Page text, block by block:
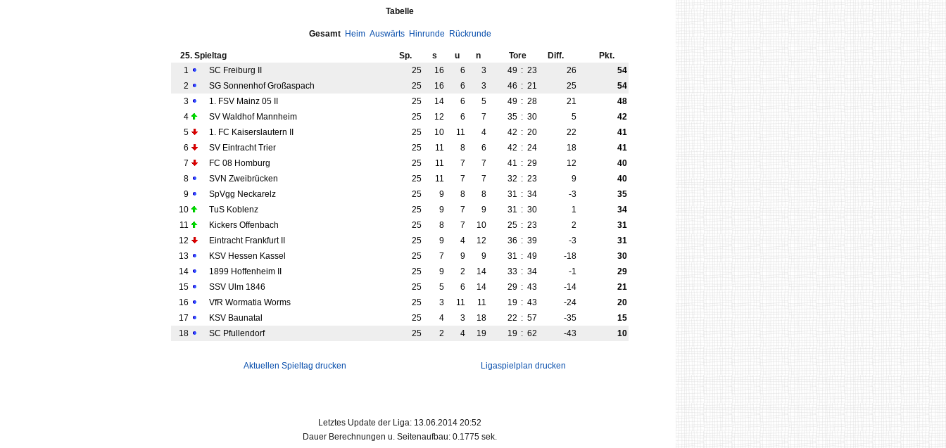
Tabelle
Gesamt Heim Auswärts Hinrunde Rückrunde
25. Spieltag Sp. s u n Tore Diff.
Pkt.
1
SC Freiburg II 25 16 6 3 49 : 23 26
54
2
SG Sonnenhof Großaspach 25 16 6 3 46 : 21 25
54
3
1. FSV Mainz 05 II 25 14 6 5 49 : 28 21
48
4
SV Waldhof Mannheim 25 12 6 7 35 : 30 5
42
5
1. FC Kaiserslautern II 25 10 11 4 42 : 20 22
41
6
SV Eintracht Trier 25 11 8 6 42 : 24 18
41
7
FC 08 Homburg 25 11 7 7 41 : 29 12
40
8
SVN Zweibrücken 25 11 7 7 32 : 23 9
40
9
SpVgg Neckarelz 25 9 8 8 31 : 34 -3
35
10
TuS Koblenz 25 9 7 9 31 : 30 1
34
11
Kickers Offenbach 25 8 7 10 25 : 23 2
31
12
Eintracht Frankfurt II 25 9 4 12 36 : 39 -3
31
13
KSV Hessen Kassel 25 7 9 9 31 : 49 -18
30
14
1899 Hoffenheim II 25 9 2 14 33 : 34 -1
29
15
SSV Ulm 1846 25 5 6 14 29 : 43 -14
21
16
VfR Wormatia Worms 25 3 11 11 19 : 43 -24
20
17
KSV Baunatal 25 4 3 18 22 : 57 -35
15
18
SC Pfullendorf 25 2 4 19 19 : 62 -43 10
Aktuellen Spieltag drucken Ligaspielplan drucken
Letztes Update der Liga: 13.06.2014 20:52
Dauer Berechnungen u. Seitenaufbau: 0.1775 sek.